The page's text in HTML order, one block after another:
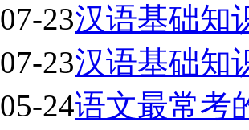
07-23汉语基础知
07-23汉语基础知
05-24语文最常考